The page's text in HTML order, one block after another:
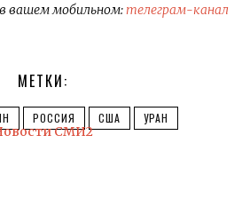
вашем мобильном:телеграм-канал
МЕТКИ:
РОССИЯ США УРАН
СМИ2